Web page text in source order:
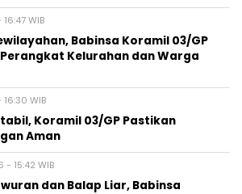
WIB
Babinsa Koramil 03/GP
Kelurahan dan Warga
WIB
Koramil 03/GP Pastikan
Aman
15:42 WIB
dan Balap Liar, Babinsa